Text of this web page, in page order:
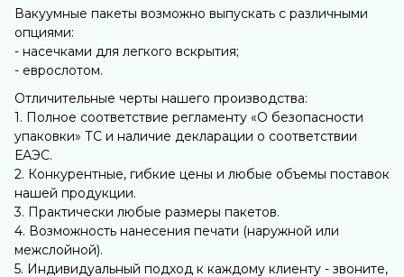
Вакуумные пакеты возможно выпускать с различными
опциями:
- насечками для легкого вскрытия;
- еврослотом.
Отличительные черты нашего производства:
1. Полное соответствие регламенту «О безопасности
упаковки» ТС и наличие декларации о соответствии
ЕАЭС.
2. Конкурентные, гибкие цены и любые объемы поставок
нашей продукции.
3. Практически любые размеры пакетов.
4. Возможность нанесения печати (наружной или
межслойной).
5. Индивидуальный подход к каждому клиенту - звоните,